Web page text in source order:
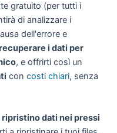
gratuito (per tutti i
di analizzare i
dell'errore e
i dati per
, e offrirti così un
con costi chiari, senza
dati nei pressi